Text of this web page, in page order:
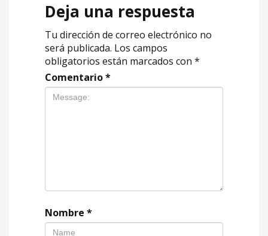
Deja una respuesta
Tu dirección de correo electrónico no
será publicada. Los campos
obligatorios están marcados con *
Comentario*
Nombre *